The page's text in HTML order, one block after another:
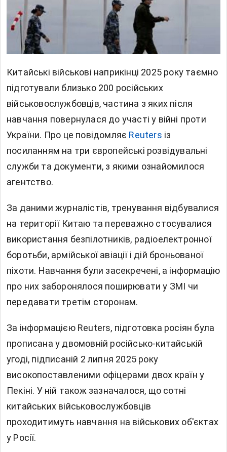
Китайські військові наприкінці 2025 року таємно
підготували близько 200 російських
військовослужбовців, частина з яких після
навчання повернулася до участі у війні проти
України. Про це повідомляє Reuters із
посиланням на три європейські розвідувальні
служби та документи, з якими ознайомилося
агентство.
За даними журналістів, тренування відбувалися
на території Китаю та переважно стосувалися
використання безпілотників, радіоелектронної
боротьби, армійської авіації і дій броньованої
піхоти. Навчання були засекречені, а інформацію
про них заборонялося поширювати у ЗМІ чи
передавати третім сторонам.
За інформацією Reuters, підготовка росіян була
прописана у двомовній російсько-китайській
угоді, підписаній 2 липня 2025 року
високопоставленими офіцерами двох країн у
Пекіні. У ній також зазначалося, що сотні
китайських військовослужбовців
проходитимуть навчання на військових об'єктах
у Росії.